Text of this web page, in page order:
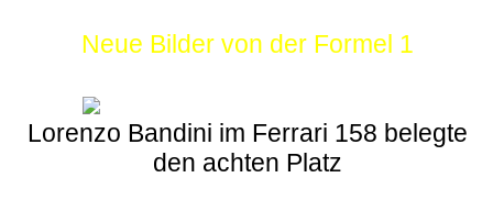
Neue Bilder von der Formel 1
Lorenzo Bandini im Ferrari 158 belegte
den achten Platz